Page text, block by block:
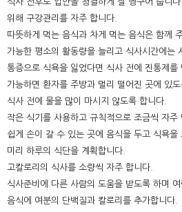
위해 구강관리를 자주 합니다.
따뜻하게 먹는 음식과 차게 먹는 음식은 함께
가능한 평소의 활동량을 늘리고 식사시간에는
통증으로 식욕을 잃었다면 식사 전에 진통제를
가능하면 환자를 주방과 멀리 떨어진 곳에 있도
식사 전에 물을 많이 마시지 않도록 합니다.
작은 식기를 사용하고 규칙적으로 조금씩 자주
쉽게 손이 갈 수 있는 곳에 음식을 두고 식욕을
미리 하루의 식단을 계획합니다.
고칼로리의 식사를 소량씩 자주 합니다.
식사준비에 다른 사람의 도움을 받도록 하며
음식에 여분의 단백질과 칼로리를 추가합니다.